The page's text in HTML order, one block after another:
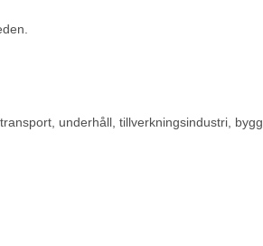
underhåll, tillverkningsindustri,